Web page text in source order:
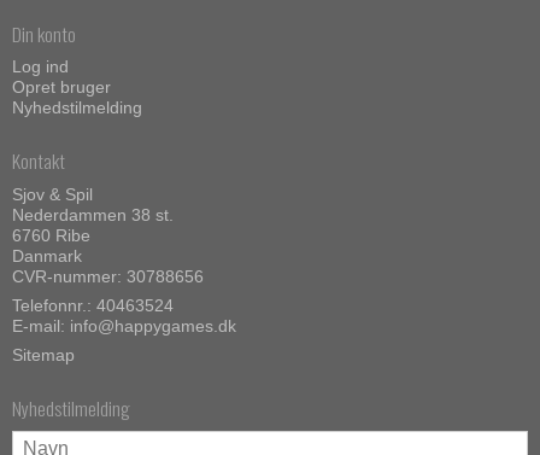
Din konto
Log ind
Opret bruger
Nyhedstilmelding
Kontakt
Sjov & Spil
Nederdammen 38 st.
6760 Ribe
Danmark
CVR-nummer: 30788656
Telefonnr.: 40463524
E-mail: info@happygames.dk
Sitemap
Nyhedstilmelding